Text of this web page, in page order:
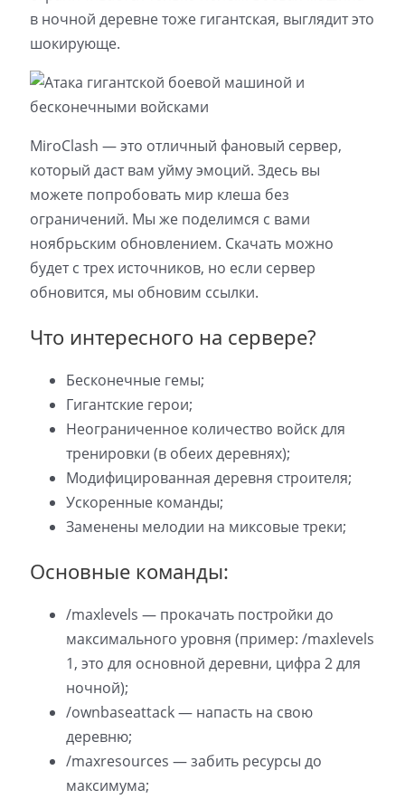
в ночной деревне тоже гигантская, выглядит это
шокирующе.
MiroClash — это отличный фановый сервер,
который даст вам уйму эмоций. Здесь вы
можете попробовать мир клеша без
ограничений. Мы же поделимся с вами
ноябрьским обновлением. Скачать можно
будет с трех источников, но если сервер
обновится, мы обновим ссылки.
Что интересного на сервере?
Бесконечные гемы;
Гигантские герои;
Неограниченное количество войск для
тренировки (в обеих деревнях);
Модифицированная деревня строителя;
Ускоренные команды;
Заменены мелодии на миксовые треки;
Основные команды:
/maxlevels — прокачать постройки до
максимального уровня (пример: /maxlevels
1, это для основной деревни, цифра 2 для
ночной);
/ownbaseattack — напасть на свою
деревню;
/maxresources — забить ресурсы до
максимума;